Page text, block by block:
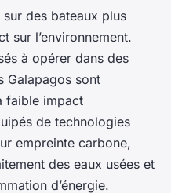
des bateaux plus
sur l’environnement.
à opérer dans des
Galapagos sont
faible impact
de technologies
empreinte carbone,
des eaux usées et
d’énergie.